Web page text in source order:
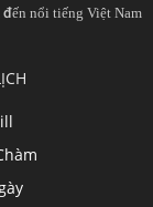
nổi tiếng Việt Nam